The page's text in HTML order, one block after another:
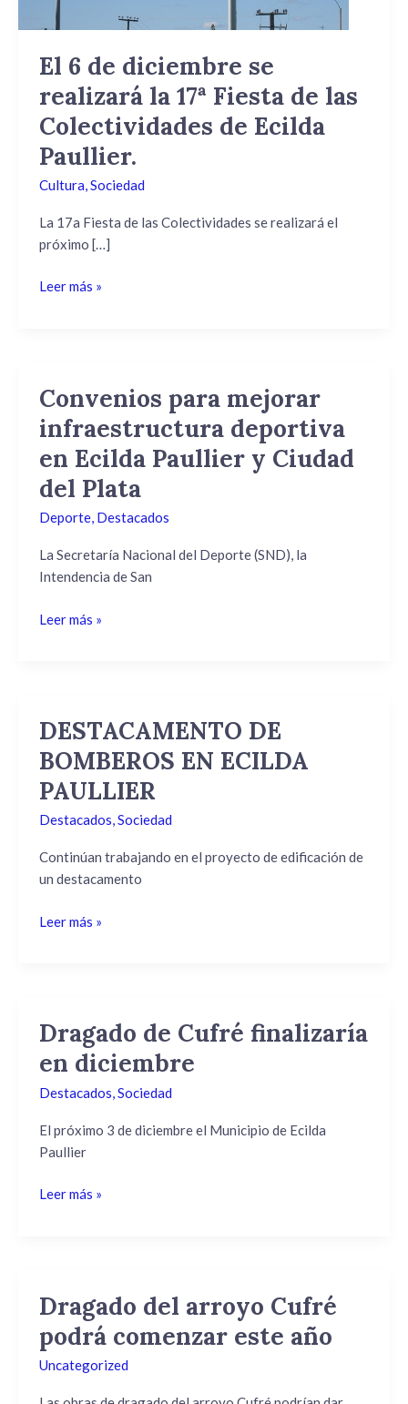
El 6 de diciembre se
realizará la 17ª Fiesta de las
Colectividades de Ecilda
Paullier.
Cultura,Sociedad
La 17a Fiesta de las Colectividades se realizará el
próximo […]
17ª
Fiesta
las
Colectividades
de
Ecilda
Paullier.
Leer más »
Convenios para mejorar
infraestructura deportiva
en Ecilda Paullier y Ciudad
del Plata
Deporte, Destacados
La Secretaría Nacional del Deporte (SND), la
Intendencia de San
Convenios
para
mejorar
infraestructura
deportiva
en
Ecilda
Paullier
y
del
Leer más »
DESTACAMENTO DE
BOMBEROS EN ECILDA
PAULLIER
Destacados,Sociedad
Continúan trabajando en el proyecto de edificación de
un destacamento
DESTACAMENTO
BOMBEROS
EN
ECILDA
Leer más »
Dragado de Cufré finalizaría
en diciembre
Destacados Sociedad
El próximo 3 de diciembre el Municipio de Ecilda
Paullier
Dragado
Cufré
finalizaría
diciembre
Leer más »
Dragado del arroyo Cufré
podrá comenzar este año
Uncategorized
Dragado
arroyo
Cufré